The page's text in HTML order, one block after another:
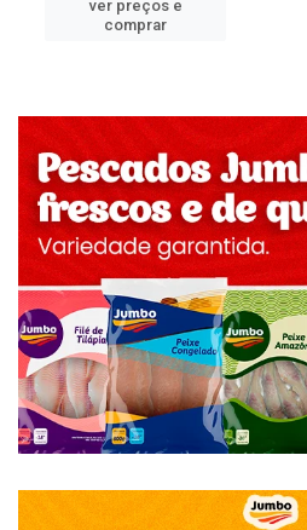
ver preços e
comprar